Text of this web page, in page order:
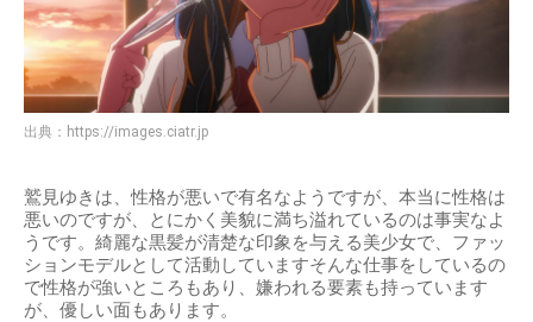
出典： https://images.ciatr.jp
鷲見ゆきは、性格が悪いで有名なようですが、本当に性格は
悪いのですが、とにかく美貌に満ち溢れているのは事実なよ
うです。綺麗な黒髪が清楚な印象を与える美少女で、ファッ
ションモデルとして活動していますそんな仕事をしているの
で性格が強いところもあり、嫌われる要素も持っています
が、優しい面もあります。